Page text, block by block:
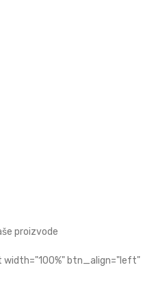
proizvode
btn_align="left"